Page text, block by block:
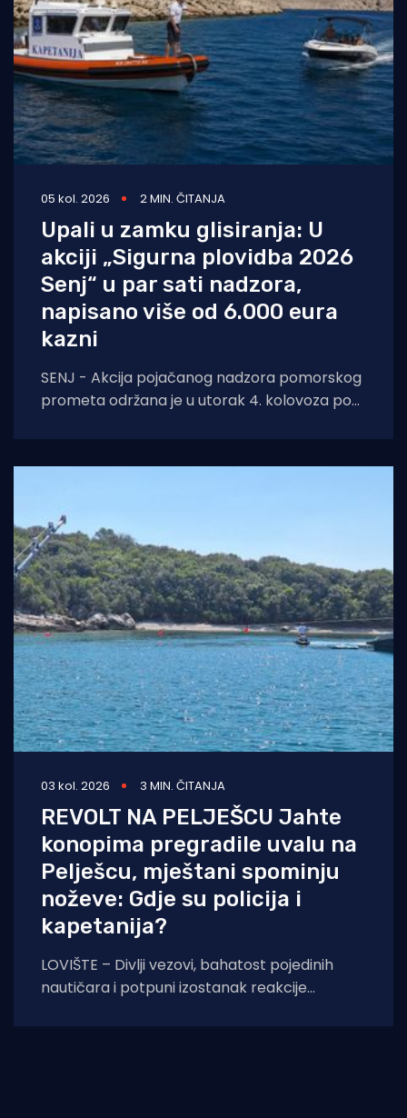
05 kol. 2026 2 MIN. ČITANJA
Upali u zamku glisiranja: U
akciji „Sigurna plovidba 2026
Senj“ u par sati nadzora,
napisano više od 6.000 eura
kazni
SENJ - Akcija pojačanog nadzora pomorskog
prometa održana je u utorak 4. kolovoza pod
03 kol. 2026 3 MIN. ČITANJA
REVOLT NA PELJEŠCU Jahte
konopima pregradile uvalu na
Pelješcu, mještani spominju
noževe: Gdje su policija i
kapetanija?
LOVIŠTE – Divlji vezovi, bahatost pojedinih
nautičara i potpuni izostanak reakcije